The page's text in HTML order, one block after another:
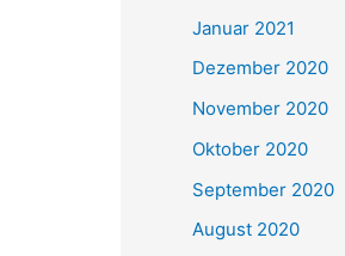
Januar 2021
Dezember 2020
November 2020
Oktober 2020
September 2020
August 2020